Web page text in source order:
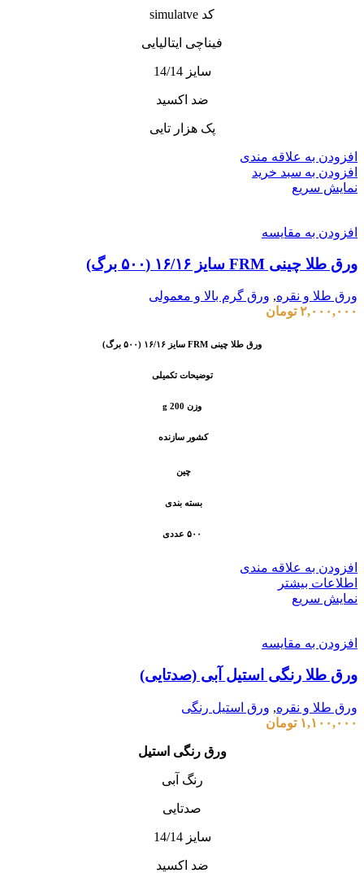
کد simulatve
فیناچی ایتالیایی
سایز 14/14
ضد اکسید
پک هزار تایی
افزودن به علاقه مندی
افزودن به سبد خرید
نمایش سریع
افزودن به مقایسه
ورق طلا چینی FRM سایز ۱۶/۱۶ (۵۰۰ برگ)
ورق طلا و نقره, ورق گرم بالا و معمولی
۲,۰۰۰,۰۰۰ تومان
ورق طلا چینی FRM سایز ۱۶/۱۶ (۵۰۰ برگ)
توضیحات تکمیلی
وزن 200 g
کشور سازنده
چین
بسته بندی
۵۰۰ عددی
افزودن به علاقه مندی
اطلاعات بیشتر
نمایش سریع
افزودن به مقایسه
ورق طلا رنگی استیل آبی (صدتایی)
ورق طلا و نقره, ورق استیل رنگی
۱,۱۰۰,۰۰۰ تومان
ورق رنگی استیل
رنگ آبی
صدتایی
سایز 14/14
ضد اکسید